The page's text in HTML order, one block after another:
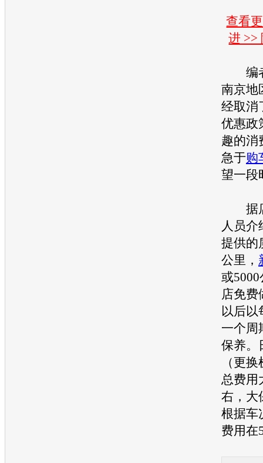
查看
进 >>
编者
南京地
经取消
优惠政
趣的消
急于购
望一段
据店
人员介
提供的
公里，
或
店免费
以后以
一个周
保养。
（更
总费用
右，大
根据车
费用在